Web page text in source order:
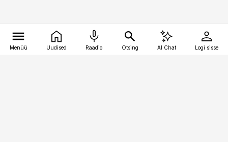
Menüü Uudised Raadio Otsing AI Chat Logi sisse